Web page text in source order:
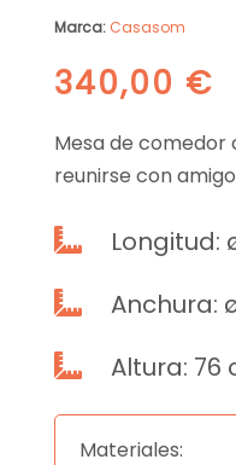
Marca: Casasom
340,00 €
Mesa de
reunirse con
 Longitud:
 Anchura:
 Altura: 76
Materiales: